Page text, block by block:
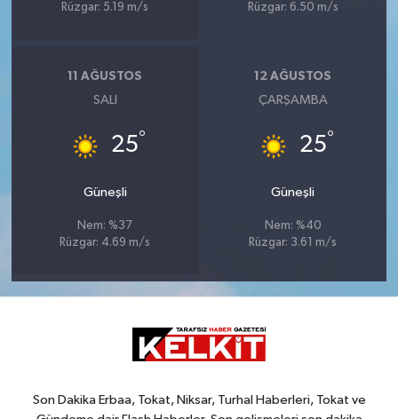
Rüzgar: 5.19 m/s
Rüzgar: 6.50 m/s
11 AĞUSTOS
SALI
25°
Güneşli
Nem: %37
Rüzgar: 4.69 m/s
12 AĞUSTOS
ÇARŞAMBA
25°
Güneşli
Nem: %40
Rüzgar: 3.61 m/s
Son Dakika Erbaa, Tokat, Niksar, Turhal Haberleri, Tokat ve